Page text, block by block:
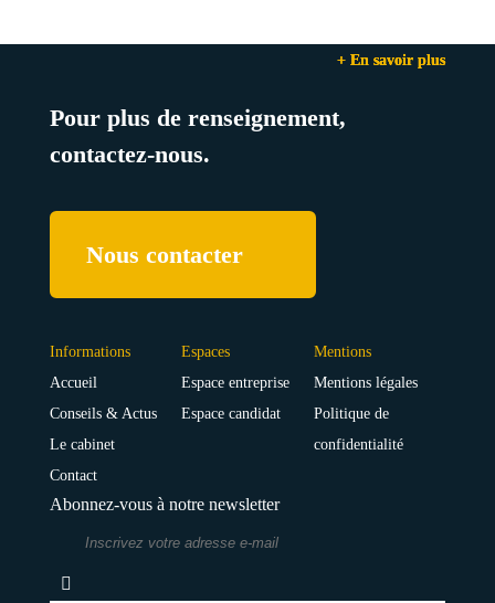
+ En savoir plus
+ En savoir plus
+ En savoir plus
Pour plus de renseignement,
contactez-nous.
Nous contacter
Informations
Accueil
Conseils & Actus
Le cabinet
Contact
Espaces
Espace entreprise
Espace candidat
Mentions
Mentions légales
Politique de
confidentialité
Abonnez-vous à notre newsletter